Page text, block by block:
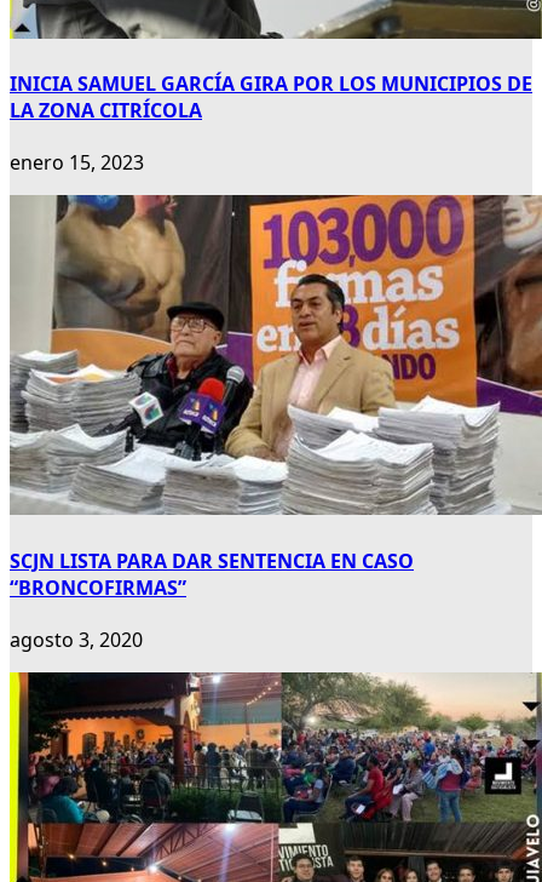
INICIA SAMUEL GARCÍA GIRA POR LOS MUNICIPIOS DE
LA ZONA CITRÍCOLA
enero 15, 2023
SCJN LISTA PARA DAR SENTENCIA EN CASO
“BRONCOFIRMAS”
agosto 3, 2020